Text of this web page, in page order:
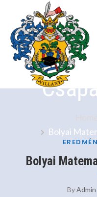
content
Bolyai
Bolyai
Bolyai
ByAdmin